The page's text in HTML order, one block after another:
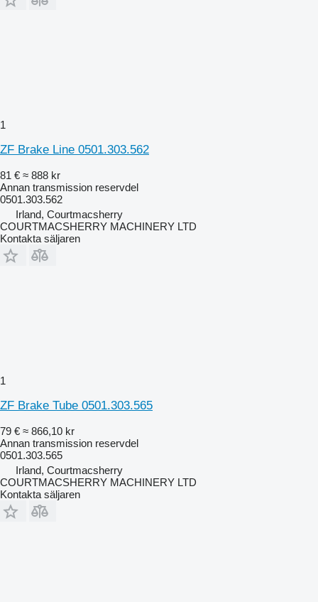
1
ZF Brake Line 0501.303.562
81 € ≈ 888 kr
Annan transmission reservdel
0501.303.562
Irland, Courtmacsherry
COURTMACSHERRY MACHINERY LTD
Kontakta säljaren
1
ZF Brake Tube 0501.303.565
79 € ≈ 866,10 kr
Annan transmission reservdel
0501.303.565
Irland, Courtmacsherry
COURTMACSHERRY MACHINERY LTD
Kontakta säljaren